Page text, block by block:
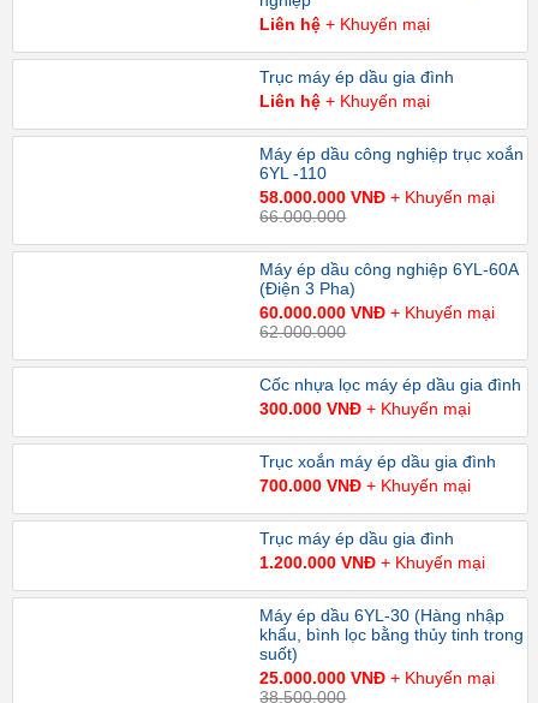
Liên hệ+ Khuyến mại
Trục máy ép dầu gia đình
Liên hệ+ Khuyến mại
Máy ép dầu công nghiệp trục xoắn
6YL -110
58.000.000 VNĐ+ Khuyến mại
66.000.000
Máy ép dầu công nghiệp 6YL-60A
(Điện 3 Pha)
60.000.000 VNĐ+ Khuyến mại
62.000.000
Cốc nhựa lọc máy ép dầu gia đình
300.000 VNĐ+ Khuyến mại
Trục xoắn máy ép dầu gia đình
700.000 VNĐ+ Khuyến mại
Trục máy ép dầu gia đình
1.200.000 VNĐ+ Khuyến mại
Máy ép dầu 6YL-30 (Hàng nhập
khẩu, bình lọc bằng thủy tinh trong
suốt)
25.000.000 VNĐ+ Khuyến mại
38.500.000